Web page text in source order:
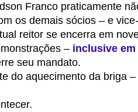
Franco praticamente
os demais sócios – e
reitor se encerra em
– inclusive
seu mandato.
do aquecimento da briga